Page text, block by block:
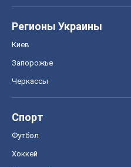
Регионы Украины
Киев
Запорожье
Черкассы
Спорт
Футбол
Хоккей